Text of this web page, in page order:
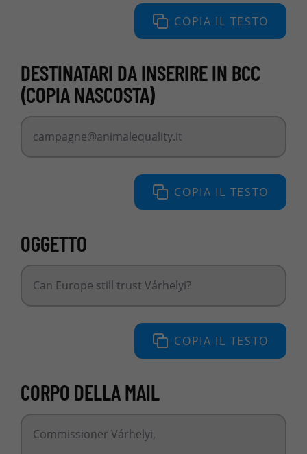
COPIA IL TESTO
DESTINATARI DA INSERIRE IN BCC
(COPIA NASCOSTA)
campagne@animalequality.it
COPIA IL TESTO
OGGETTO
Can Europe still trust Várhelyi?
COPIA IL TESTO
CORPO DELLA MAIL
Commissioner Várhelyi,